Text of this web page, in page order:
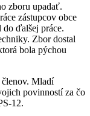
zboru upadať.
zástupcov obce
ďalšej práce.
Zbor dostal
bola pýchou
Mladí
povinností za čo
12.